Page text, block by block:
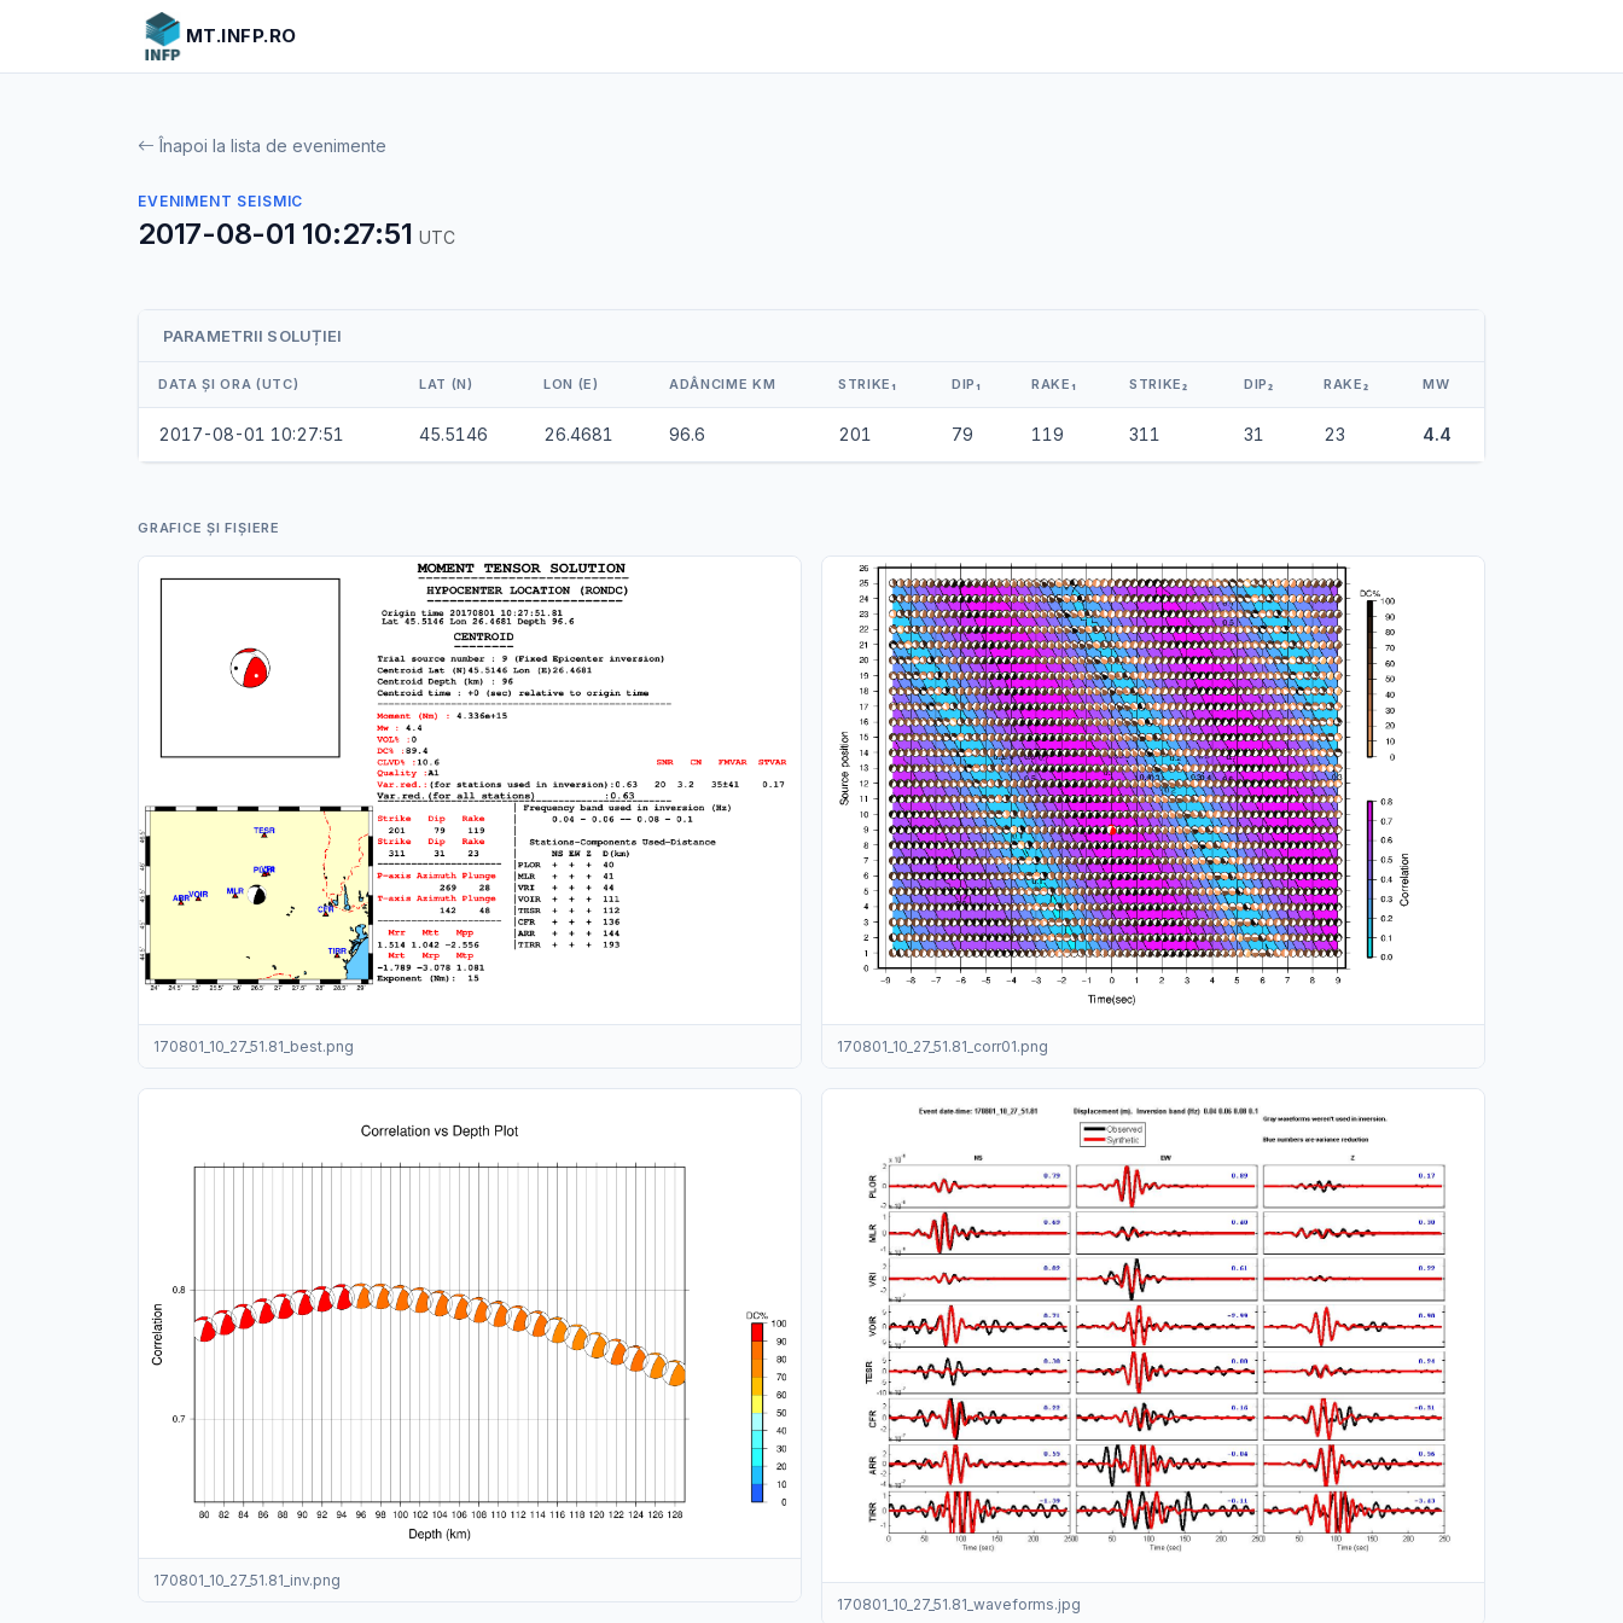
MT.INFP.RO
Înapoi la lista de evenimente
EVENIMENT SEISMIC
2017-08-01 10:27:51UTC
PARAMETRII SOLUȚIEI
DATA ȘI ORA (UTC) LAT (N) LON (E) ADÂNCIME KM STRIKE₁ DIP₁ RAKE₁ STRIKE₂ DIP₂ RAKE₂ MW
2017-08-01 10:27:51 45.5146 26.4681 96.6 201 79 119 311 31 23 4.4
GRAFICE ȘI FIȘIERE
170801_10_27_51.81_best.png 170801_10_27_51.81_corr01.png
170801_10_27_51.81_inv.png
170801_10_27_51.81_waveforms.jpg